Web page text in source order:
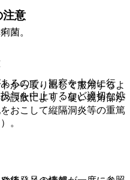
注意
から取り出して服用するよ
誤飲により、硬い鋭角部が
おこして縦隔洞炎等の重篤
。
菌。
るので、観察を十分に行
与を中止するなど適切な処